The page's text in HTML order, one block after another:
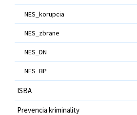
NES_korupcia
NES_zbrane
NES_DN
NES_BP
ISBA
Prevencia kriminality